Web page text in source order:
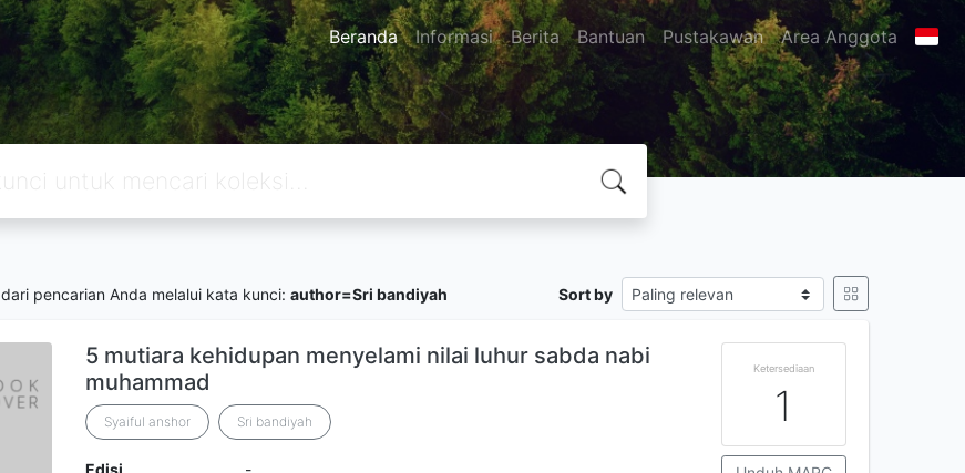
Beranda Informasi Berita Bantuan Pustakawan Area Anggota
dari pencarian Anda melalui kata kunci: author=Sri bandiyah Sort by
5 mutiara kehidupan menyelami nilai luhur sabda nabi
muhammad
Syaiful anshor Sri bandiyah
Edisi
-
Ketersediaan
1